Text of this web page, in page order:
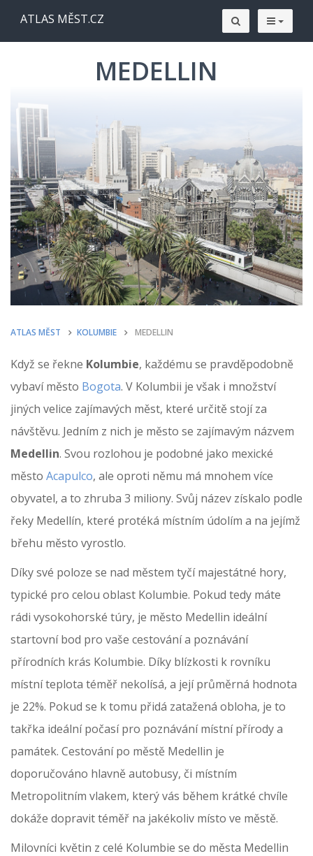
ATLAS MĚST.CZ
MEDELLIN
ATLAS MĚST KOLUMBIE MEDELLIN
Když se řekne Kolumbie, každému se pravděpodobně
vybaví město Bogota. V Kolumbii je však i množství
jiných velice zajímavých měst, které určitě stojí za
návštěvu. Jedním z nich je město se zajímavým názvem
Medellin. Svou rozlohou je podobné jako mexické
město Acapulco, ale oproti němu má mnohem více
obyvatel, a to zhruba 3 miliony. Svůj název získalo podle
řeky Medellín, které protéká místním údolím a na jejímž
břehu město vyrostlo.
Díky své poloze se nad městem tyčí majestátné hory,
typické pro celou oblast Kolumbie. Pokud tedy máte
rádi vysokohorské túry, je město Medellin ideální
startovní bod pro vaše cestování a poznávání
přírodních krás Kolumbie. Díky blízkosti k rovníku
místní teplota téměř nekolísá, a její průměrná hodnota
je 22%. Pokud se k tomu přidá zatažená obloha, je to
takřka ideální počasí pro poznávání místní přírody a
památek. Cestování po městě Medellin je
doporučováno hlavně autobusy, či místním
Metropolitním vlakem, který vás během krátké chvíle
dokáže dopravit téměř na jakékoliv místo ve městě.
Milovníci květin z celé Kolumbie se do města Medellin